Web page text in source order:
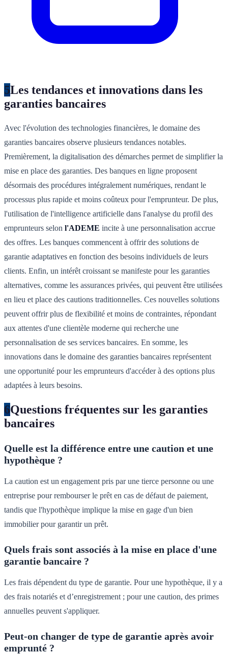
5Les tendances et innovations dans les
garanties bancaires
Avec l'évolution des technologies financières, le domaine des
garanties bancaires observe plusieurs tendances notables.
Premièrement, la digitalisation des démarches permet de simplifier la
mise en place des garanties. Des banques en ligne proposent
désormais des procédures intégralement numériques, rendant le
processus plus rapide et moins coûteux pour l'emprunteur. De plus,
l'utilisation de l'intelligence artificielle dans l'analyse du profil des
emprunteurs selon l'ADEME incite à une personnalisation accrue
des offres. Les banques commencent à offrir des solutions de
garantie adaptatives en fonction des besoins individuels de leurs
clients. Enfin, un intérêt croissant se manifeste pour les garanties
alternatives, comme les assurances privées, qui peuvent être utilisées
en lieu et place des cautions traditionnelles. Ces nouvelles solutions
peuvent offrir plus de flexibilité et moins de contraintes, répondant
aux attentes d'une clientèle moderne qui recherche une
personnalisation de ses services bancaires. En somme, les
innovations dans le domaine des garanties bancaires représentent
une opportunité pour les emprunteurs d'accéder à des options plus
adaptées à leurs besoins.
6Questions fréquentes sur les garanties
bancaires
Quelle est la différence entre une caution et une
hypothèque ?
La caution est un engagement pris par une tierce personne ou une
entreprise pour rembourser le prêt en cas de défaut de paiement,
tandis que l'hypothèque implique la mise en gage d'un bien
immobilier pour garantir un prêt.
Quels frais sont associés à la mise en place d'une
garantie bancaire ?
Les frais dépendent du type de garantie. Pour une hypothèque, il y a
des frais notariés et d’enregistrement ; pour une caution, des primes
annuelles peuvent s'appliquer.
Peut-on changer de type de garantie après avoir
emprunté ?